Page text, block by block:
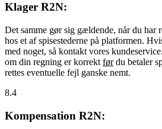
Klager R2N:
Det samme gør sig gældende, når du har
hos et af spisestederne på platformen.
med noget, så kontakt vores
om din regning er korrekt førdu betaler
rettes eventuelle fejl ganske nemt.
8.4
Kompensation R2N: